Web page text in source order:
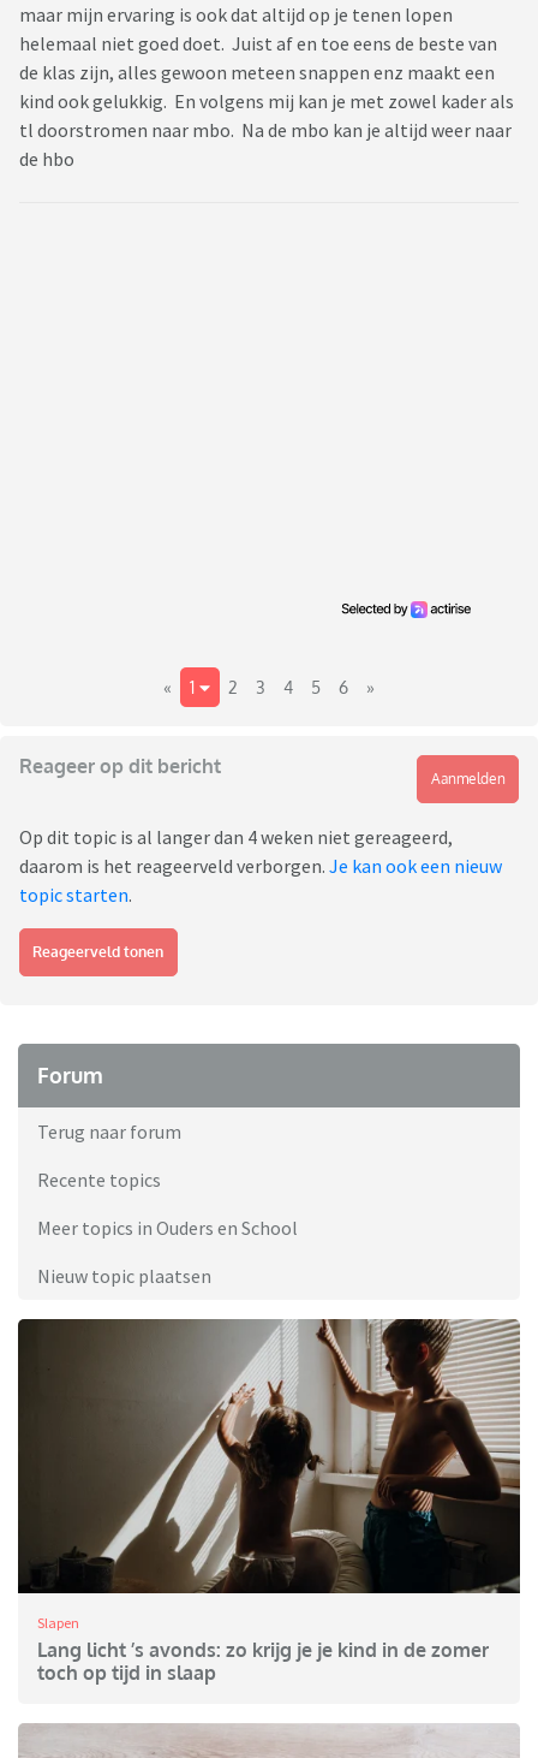
maar mijn ervaring is ook dat altijd op je tenen lopen
helemaal niet goed doet. Juist af en toe eens de beste van
de klas zijn, alles gewoon meteen snappen enz maakt een
kind ook gelukkig. En volgens mij kan je met zowel kader als
tl doorstromen naar mbo. Na de mbo kan je altijd weer naar
de hbo
« 1 2 3 4 5 6 »
Reageer op dit bericht
Aanmelden
Op dit topic is al langer dan 4 weken niet gereageerd,
daarom is het reageerveld verborgen. Je kan ook een nieuw
topic starten.
Reageerveld tonen
Forum
Terug naar forum
Recente topics
Meer topics in Ouders en School
Nieuw topic plaatsen
Slapen
Lang licht ’s avonds: zo krijg je je kind in de zomer
toch op tijd in slaap